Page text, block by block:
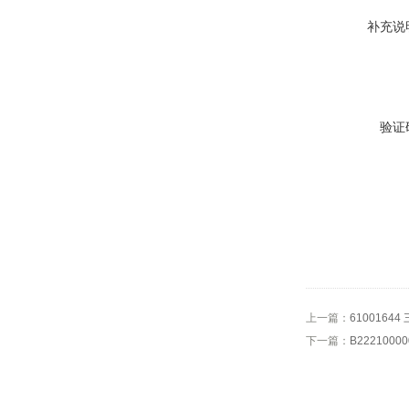
补充说
验证
上一篇： 61001644
下一篇：